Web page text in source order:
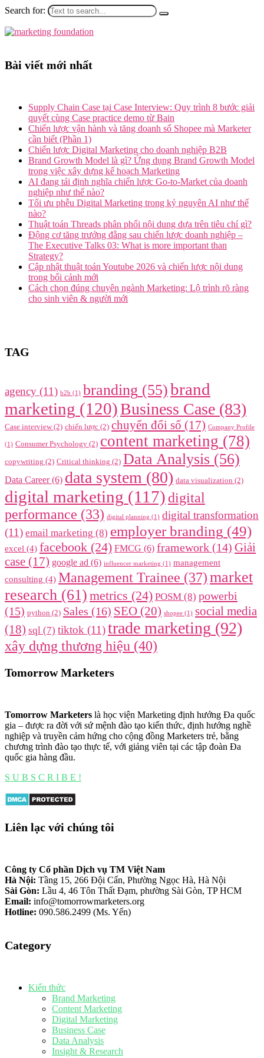
Search for:
Bài viết mới nhất
Supply Chain Case tại Case Interview: Quy trình 8 bước giải
quyết cùng Case practice demo từ Bain
Chiến lược vận hành và tăng doanh số Shopee mà Marketer
cần biết (Phần 1)
Chiến lược Digital Marketing cho doanh nghiệp B2B
Brand Growth Model là gì? Ứng dụng Brand Growth Model
trong việc xây dựng kế hoạch Marketing
AI đang tái định nghĩa chiến lược Go-to-Market của doanh
nghiệp như thế nào?
Tối ưu phễu Digital Marketing trong kỷ nguyên AI như thế
nào?
Thuật toán Threads phân phối nội dung dựa trên tiêu chí gì?
Động cơ tăng trưởng đằng sau chiến lược doanh nghiệp –
The Executive Talks 03: What is more important than
Strategy?
Cập nhật thuật toán Youtube 2026 và chiến lược nội dung
trong bối cảnh mới
Cách chọn đúng chuyên ngành Marketing: Lộ trình rõ ràng
cho sinh viên & người mới
TAG
agency (11) b2b (1) branding (55)brand
marketing (120)Business Case (83)
Case interview(2) chiến lược (2) chuyển đổi số (17) Company Profile
(1) Consumer Psychology (2) content marketing (78)
copywriting (2) Critical thinking (2) Data Analysis (56)
Data Career(6) data system (80) data visualization (2)
digital marketing (117) digital
performance (33) digital planning (1) digital transformation
(11) email marketing (8) employer branding (49)
excel (4) facebook (24) FMCG (6) framework (14) Giải
case (17) google ad (6) influencer marketing (1) management
consulting (4) Management Trainee (37)market
research (61) metrics (24) POSM (8) powerbi
(15) python (2) Sales (16) SEO (20) shopee (1) social media
(18) sql (7) tiktok (11)trade marketing (92)
xây dựng thương hiệu (40)
Tomorrow Marketers
Tomorrow Marketers là học viện Marketing định hướng Đa quốc
gia – được ra đời với sứ mệnh đào tạo kiến thức, định hướng nghề
nghiệp và truyền cảm hứng cho cộng đồng Marketers trẻ, bằng
chương trình đào tạo thực tế, với giảng viên tại các tập đoàn Đa
quốc gia hàng đầu.
S U B S C R I B E !
Liên lạc với chúng tôi
Công ty Cổ phần Dịch vụ TM Việt Nam
Hà Nội: Tầng 15, 266 Đội Cấn, Phường Ngọc Hà, Hà Nội
Sài Gòn: Lầu 4, 46 Tôn Thất Đạm, phường Sài Gòn, TP HCM
Email: info@tomorrowmarketers.org
Hotline: 090.586.2499 (Ms. Yến)
Category
Kiến thức
Brand Marketing
Content Marketing
Digital Marketing
Business Case
Data Analysis
Insight & Research